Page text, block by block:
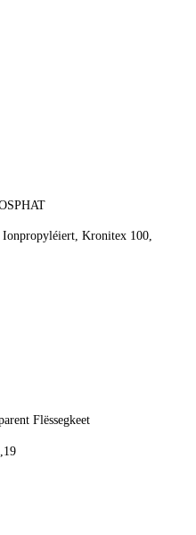
Ionpropyléiert, Kronitex 100,
Flëssegkeet